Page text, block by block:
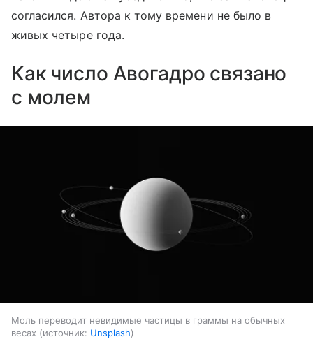
согласился. Автора к тому времени не было в
живых четыре года.
Как число Авогадро связано
с молем
Моль переводит невидимые частицы в граммы на обычных
весах
источник: Unsplash